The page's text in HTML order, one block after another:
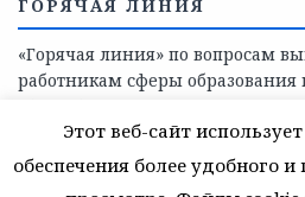
СКАЖИ КОРРУПЦИИ —
Этот веб-сайт
обеспечения более удобного